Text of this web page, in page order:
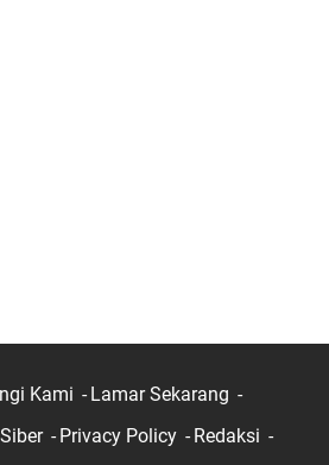
Kami
Lamar Sekarang
Privacy Policy Redaksi